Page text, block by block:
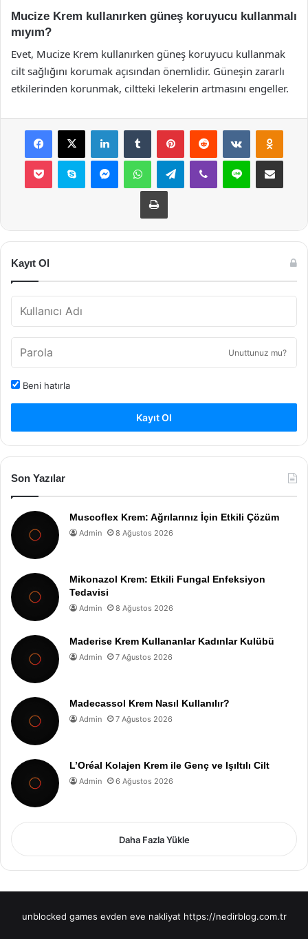
Mucize Krem kullanırken güneş koruyucu kullanmalı
mıyım?
Evet, Mucize Krem kullanırken güneş koruyucu kullanmak
cilt sağlığını korumak açısından önemlidir. Güneşin zararlı
etkilerinden korunmak, ciltteki lekelerin artmasını engeller.
Facebook
X LinkedInTumblr PinterestReddit VKontakte
Pocket Skype MessengerWhatsAppTelegramViber Line E-Posta ile
Yazdır
Kayıt Ol
Unuttunuz mu?
Beni hatırla
Kayıt Ol
Son Yazılar
Muscoflex Krem: Ağrılarınız İçin Etkili Çözüm
Admin 8 Ağustos 2026
Mikonazol Krem: Etkili Fungal Enfeksiyon
Tedavisi
Admin 8 Ağustos 2026
Maderise Krem Kullananlar Kadınlar Kulübü
Admin 7 Ağustos 2026
Madecassol Krem Nasıl Kullanılır?
Admin 7 Ağustos 2026
L’Oréal Kolajen Krem ile Genç ve Işıltılı Cilt
Admin 6 Ağustos 2026
Daha Fazla Yükle
unblocked games evden eve nakliyat https://nedirblog.com.tr